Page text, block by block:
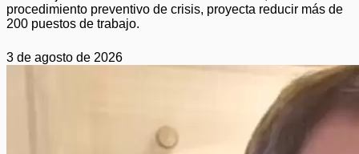
procedimiento preventivo de crisis, proyecta reducir más de
200 puestos de trabajo.
3 de agosto de 2026